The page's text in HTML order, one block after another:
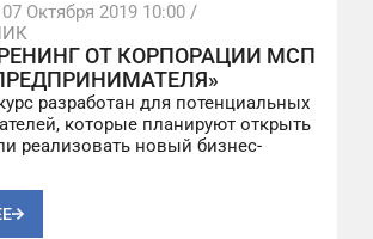
07 Октября 2019 10:00 /
ОТ КОРПОРАЦИИ МСП
разработан для потенциальных
которые планируют открыть
реализовать новый бизнес-